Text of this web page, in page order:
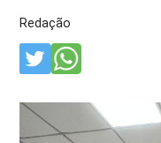
Redação